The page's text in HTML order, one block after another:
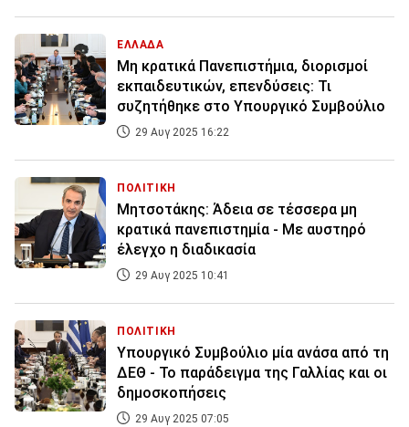
ΕΛΛΑΔΑ
Μη κρατικά Πανεπιστήμια, διορισμοί
εκπαιδευτικών, επενδύσεις: Τι
συζητήθηκε στο Υπουργικό Συμβούλιο
29 Αυγ 2025 16:22
ΠΟΛΙΤΙΚΗ
Μητσοτάκης: Άδεια σε τέσσερα μη
κρατικά πανεπιστημία - Με αυστηρό
έλεγχο η διαδικασία
29 Αυγ 2025 10:41
ΠΟΛΙΤΙΚΗ
Υπουργικό Συμβούλιο μία ανάσα από τη
ΔΕΘ - Το παράδειγμα της Γαλλίας και οι
δημοσκοπήσεις
29 Αυγ 2025 07:05